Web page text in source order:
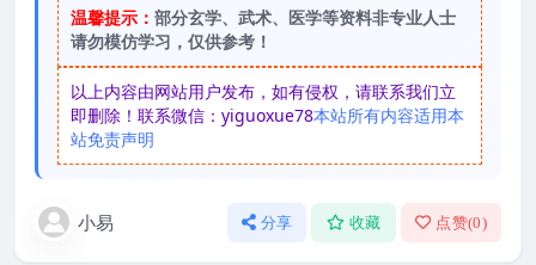
温馨提示： 部分玄学、武术、医学等资料非专业人士
请勿模仿学习，仅供参考！
以上内容由网站用户发布，如有侵权，请联系我们立
即删除！联系微信：yiguoxue78本站所有内容适用本
站免责声明
小易 分享 收藏 点赞(0)